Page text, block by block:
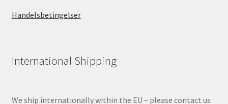
Handelsbetingelser
International Shipping
We ship internationally within the EU – please contact us